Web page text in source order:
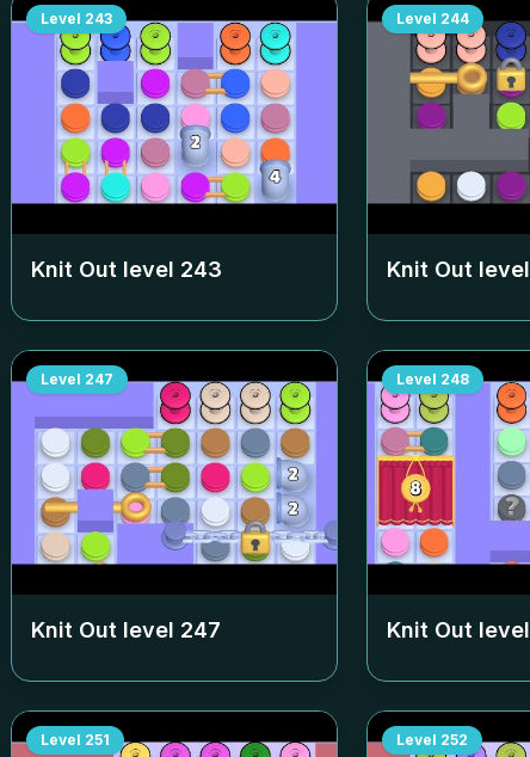
Level 243
Knit Out level 243
Level 244
Knit Out level
Level 247
Knit Out level 247
Level 248
Knit Out level
Level 251 Level 252